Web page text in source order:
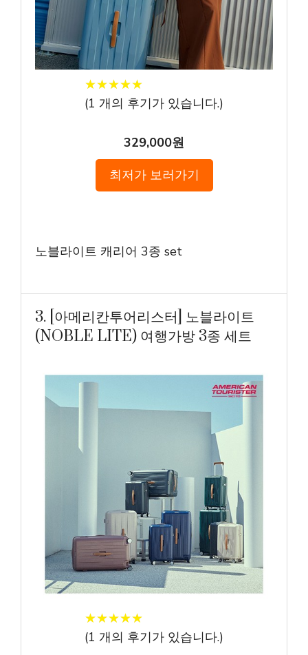
★★★★★
★★★★★
(1 개의 후기가 있습니다.)
329,000원
최저가 보러가기
노블라이트 캐리어 3종 set
3. [아메리칸투어리스터] 노블라이트
(NOBLE LITE) 여행가방 3종 세트
★★★★★
★★★★★
(1 개의 후기가 있습니다.)